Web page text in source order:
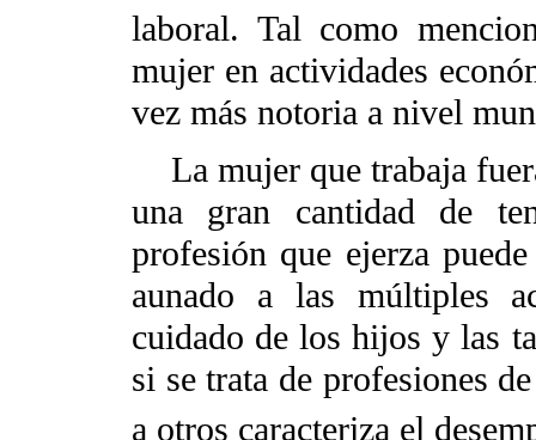
laboral. Tal como
mujer en actividades
vez más notoria a nivel
La mujer que trabaja
una gran cantidad de
profesión que ejerza
aunado a las múltiples
cuidado de los hijos y las
si se trata de profesiones
a otros caracteriza el